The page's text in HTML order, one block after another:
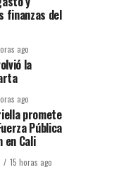
finanzas del
ago
la
ago
promete
Pública
en Cali
15 horas ago